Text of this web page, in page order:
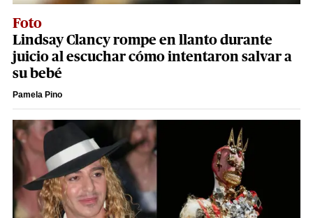
Foto
Lindsay Clancy rompe en llanto durante
juicio al escuchar cómo intentaron salvar a
su bebé
Pamela Pino